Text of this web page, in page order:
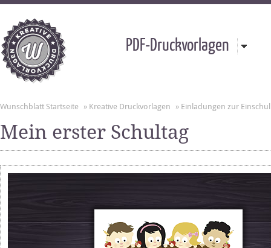
PDF-Druckvorlagen
Wunschblatt Startseite » Kreative Druckvorlagen » Einladungen zur
Mein erster Schultag